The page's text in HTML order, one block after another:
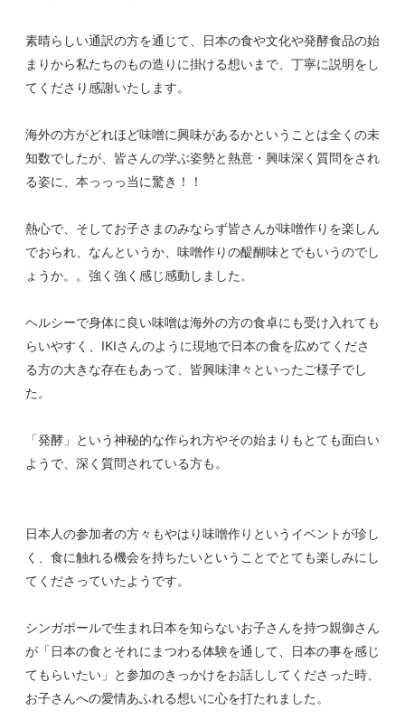
素晴らしい通訳の方を通じて、日本の食や文化や発酵食品の始
まりから私たちのもの造りに掛ける想いまで、丁寧に説明をし
てくださり感謝いたします。
海外の方がどれほど味噌に興味があるかということは全くの未
知数でしたが、皆さんの学ぶ姿勢と熱意・興味深く質問をされ
る姿に、本っっっ当に驚き！！
熱心で、そしてお子さまのみならず皆さんが味噌作りを楽しん
でおられ、なんというか、味噌作りの醍醐味とでもいうのでし
ょうか。。強く強く感じ感動しました。
ヘルシーで身体に良い味噌は海外の方の食卓にも受け入れても
らいやすく、IKIさんのように現地で日本の食を広めてくださ
る方の大きな存在もあって、皆興味津々といったご様子でし
た。
「発酵」という神秘的な作られ方やその始まりもとても面白い
ようで、深く質問されている方も。
日本人の参加者の方々もやはり味噌作りというイベントが珍し
く、食に触れる機会を持ちたいということでとても楽しみにし
てくださっていたようです。
シンガポールで生まれ日本を知らないお子さんを持つ親御さん
が「日本の食とそれにまつわる体験を通して、日本の事を感じ
てもらいたい」と参加のきっかけをお話ししてくださった時、
お子さんへの愛情あふれる想いに心を打たれました。